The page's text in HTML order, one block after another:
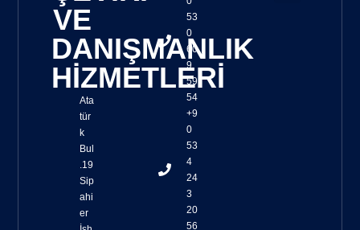
VE
DANIŞMANLIK
HİZMETLERİ
Ata
tür
k
Bul
.19
Sip
ahi
er
53
0
60
9
59
54
+9
0
53
4
24
3
20
56